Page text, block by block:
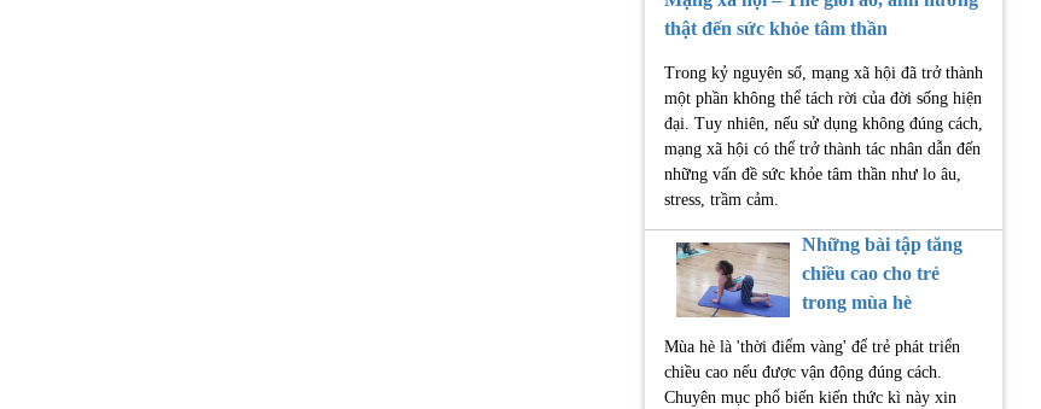
thật đến sức khỏe tâm thần
Trong kỷ nguyên số, mạng xã hội đã trở thành
một phần không thể tách rời của đời sống hiện
đại. Tuy nhiên, nếu sử dụng không đúng cách,
mạng xã hội có thể trở thành tác nhân dẫn đến
những vấn đề sức khỏe tâm thần như lo âu,
stress, trầm cảm.
Những bài tập tăng
chiều cao cho trẻ
trong mùa hè
Mùa hè là 'thời điểm vàng' để trẻ phát triển
chiều cao nếu được vận động đúng cách.
Chuyên mục phổ biến kiến thức kì này xin